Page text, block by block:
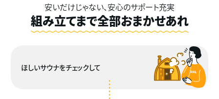
安いだけじゃない、安心のサポート充実
組み立てまで全部おまかせあれ
ほしいサウナをチェックして